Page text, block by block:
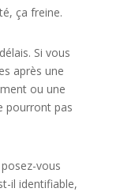
ça freine.
Si vous
après une
ou une
pourront pas
vous
il identifiable,